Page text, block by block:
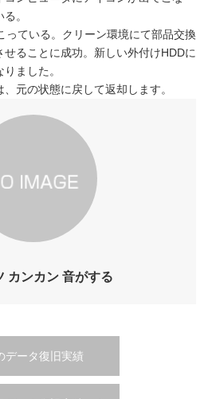
。
っている。クリーン環境にて部品交換
ることに成功。新しい外付けHDDに
ました。
元の状態に戻して返却します。
カンカン 音がする
データ復旧実績